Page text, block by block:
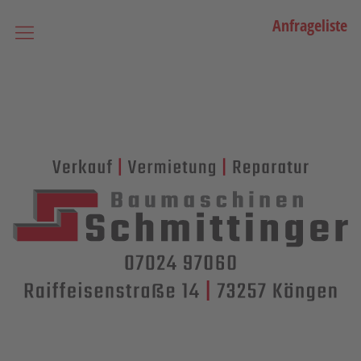
Anfrageliste
Bagger
Lader / Planiermaschinen
Lasergesteuerte Maschinen
Teleskopmaschinen
Miniraupenkrane